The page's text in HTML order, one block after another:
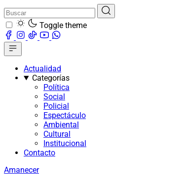
Toggle theme
Actualidad
Categorías
Política
Social
Policial
Espectáculo
Ambiental
Cultural
Institucional
Contacto
Amanecer